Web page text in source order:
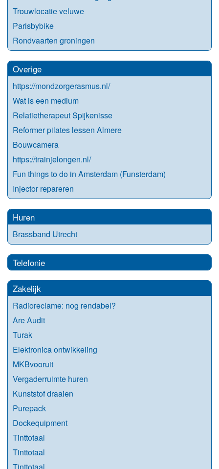
Trouwlocatie veluwe
Parisbybike
Rondvaarten groningen
Overige
https://mondzorgerasmus.nl/
Wat is een medium
Relatietherapeut Spijkenisse
Reformer pilates lessen Almere
Bouwcamera
https://trainjelongen.nl/
Fun things to do in Amsterdam (Funsterdam)
Injector repareren
Huren
Brassband Utrecht
Telefonie
Zakelijk
Radioreclame: nog rendabel?
Are Audit
Turak
Elektronica ontwikkeling
MKBvooruit
Vergaderruimte huren
Kunststof draaien
Purepack
Dockequipment
Tinttotaal
Tinttotaal
Tinttotaal